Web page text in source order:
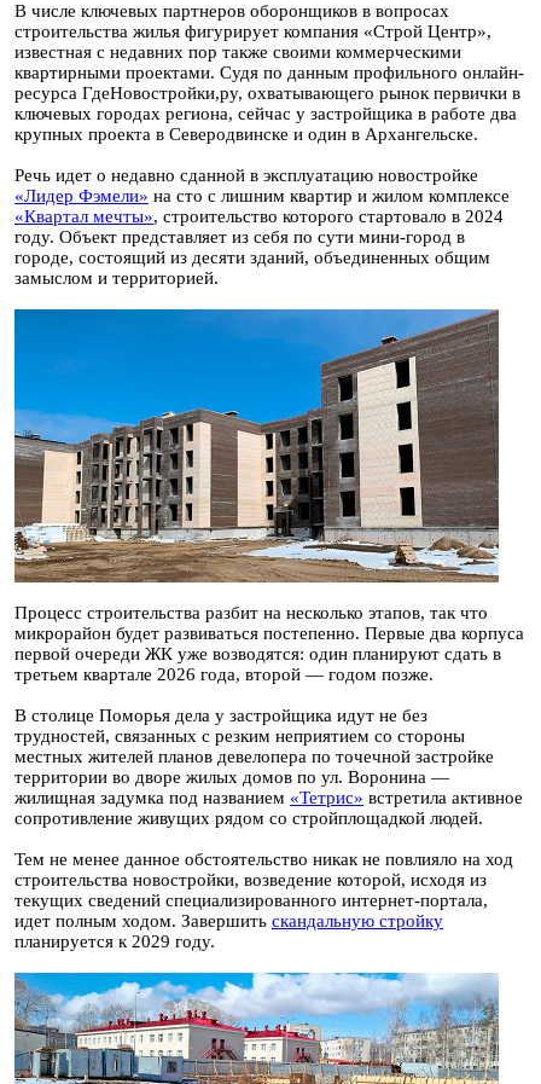
В числе ключевых партнеров оборонщиков в вопросах
строительства жилья фигурирует компания «Строй Центр»,
известная с недавних пор также своими коммерческими
квартирными проектами. Судя по данным профильного онлайн-
ресурса ГдеНовостройки,ру, охватывающего рынок первички в
ключевых городах региона, сейчас у застройщика в работе два
крупных проекта в Северодвинске и один в Архангельске.
Речь идет о недавно сданной в эксплуатацию новостройке
«Лидер Фэмели» на сто с лишним квартир и жилом комплексе
«Квартал мечты», строительство которого стартовало в 2024
году. Объект представляет из себя по сути мини-город в
городе, состоящий из десяти зданий, объединенных общим
замыслом и территорией.
Процесс строительства разбит на несколько этапов, так что
микрорайон будет развиваться постепенно. Первые два корпуса
первой очереди ЖК уже возводятся: один планируют сдать в
третьем квартале 2026 года, второй — годом позже.
В столице Поморья дела у застройщика идут не без
трудностей, связанных с резким неприятием со стороны
местных жителей планов девелопера по точечной застройке
территории во дворе жилых домов по ул. Воронина —
жилищная задумка под названием «Тетрис» встретила активное
сопротивление живущих рядом со стройплощадкой людей.
Тем не менее данное обстоятельство никак не повлияло на ход
строительства новостройки, возведение которой, исходя из
текущих сведений специализированного интернет-портала,
идет полным ходом. Завершить скандальную стройку
планируется к 2029 году.